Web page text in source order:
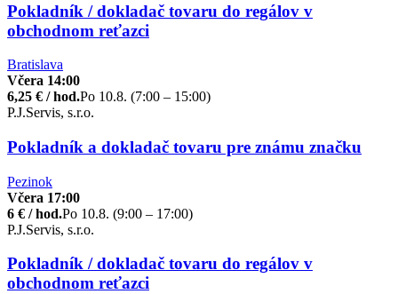
Pokladník / dokladač tovaru do regálov v
obchodnom reťazci
Bratislava
Včera 14:00
6,25 € / hod.Po 10.8. (7:00 – 15:00)
P.J.Servis, s.r.o.
Pokladník a dokladač tovaru pre známu značku
Pezinok
Včera 17:00
6 € / hod.Po 10.8. (9:00 – 17:00)
P.J.Servis, s.r.o.
Pokladník / dokladač tovaru do regálov v
obchodnom reťazci